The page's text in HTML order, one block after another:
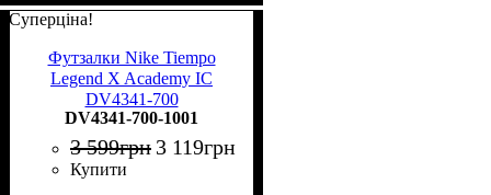
Суперціна!
Футзалки Nike Tiempo
Legend X Academy IC
DV4341-700
DV4341-700-1001
3 599грн 3 119грн
Купити